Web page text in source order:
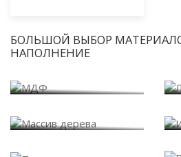
БОЛЬШОЙ ВЫБОР
НАПОЛНЕНИЕ